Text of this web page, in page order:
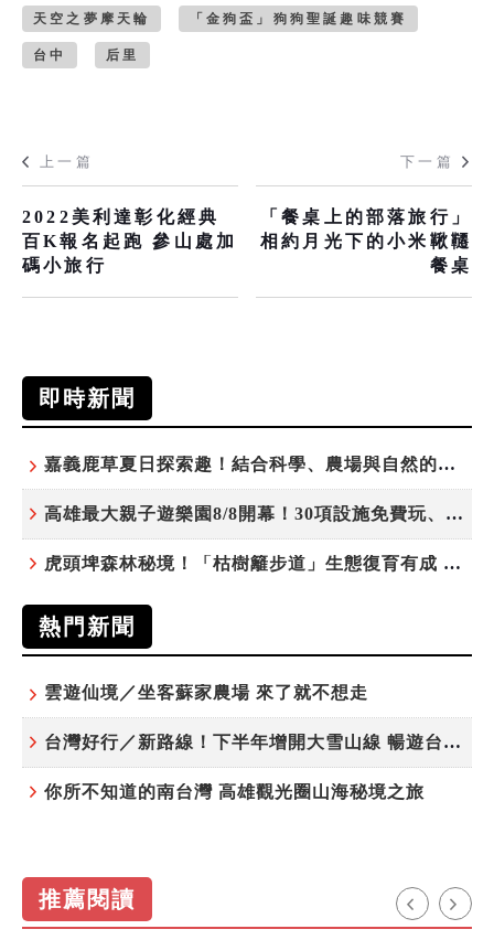
天空之夢摩天輪 「金狗盃」狗狗聖誕趣味競賽
台中 后里
上一篇
2022美利達彰化經典
百K報名起跑 參山處加
碼小旅行
下一篇
「餐桌上的部落旅行」
相約月光下的小米鞦韆
餐桌
即時新聞
嘉義鹿草夏日探索趣！結合科學、農場與自然的親子小旅行
高雄最大親子遊樂園8/8開幕！30項設施免費玩、YOYO家族嗨翻暑假
虎頭埤森林秘境！「枯樹籬步道」生態復育有成 走進大自然生命教室
熱門新聞
雲遊仙境／坐客蘇家農場 來了就不想走
台灣好行／新路線！下半年增開大雪山線 暢遊台中更便利
你所不知道的南台灣 高雄觀光圈山海秘境之旅
推薦閱讀